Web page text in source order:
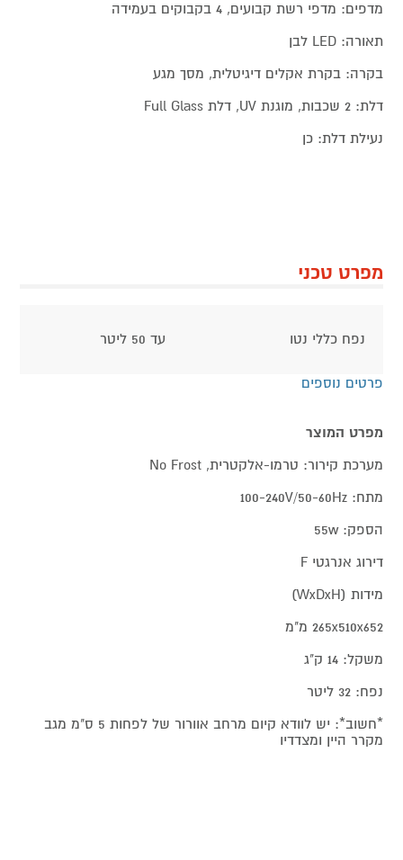
מדפים: מדפי רשת קבועים, 4 בקבוקים בעמידה
תאורה: LED לבן
בקרה: בקרת אקלים דיגיטלית, מסך מגע
דלת: 2 שכבות, מוגנת UV, דלת Full Glass
נעילת דלת: כן
מפרט טכני
נפח כללי נטו עד 50 ליטר
פרטים נוספים
מפרט המוצר
מערכת קירור: טרמו-אלקטרית, No Frost
מתח: 100-240V/50-60Hz
הספק: 55w
דירוג אנרגטי F
מידות (WxDxH)
265x510x652 מ"מ
משקל: 14 ק"ג
נפח: 32 ליטר
*חשוב*: יש לוודא קיום מרחב אוורור של לפחות 5 ס"מ מגב
מקרר היין ומצדדיו